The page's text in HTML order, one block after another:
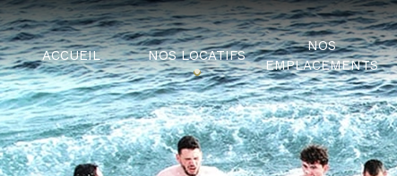
ACCUEIL NOS LOCATIFS
NOS
EMPLACEMENTS